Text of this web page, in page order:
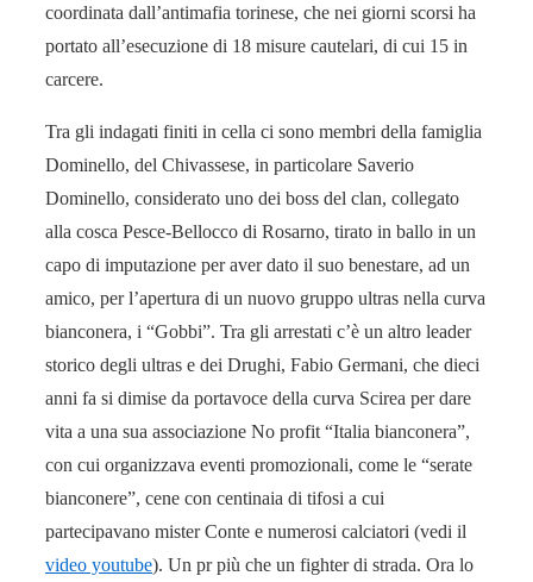
coordinata dall’antimafia torinese, che nei giorni scorsi ha
portato all’esecuzione di 18 misure cautelari, di cui 15 in
carcere.
Tra gli indagati finiti in cella ci sono membri della famiglia
Dominello, del Chivassese, in particolare Saverio
Dominello, considerato uno dei boss del clan, collegato
alla cosca Pesce-Bellocco di Rosarno, tirato in ballo in un
capo di imputazione per aver dato il suo benestare, ad un
amico, per l’apertura di un nuovo gruppo ultras nella curva
bianconera, i “Gobbi”. Tra gli arrestati c’è un altro leader
storico degli ultras e dei Drughi, Fabio Germani, che dieci
anni fa si dimise da portavoce della curva Scirea per dare
vita a una sua associazione No profit “Italia bianconera”,
con cui organizzava eventi promozionali, come le “serate
bianconere”, cene con centinaia di tifosi a cui
partecipavano mister Conte e numerosi calciatori (vedi il
video youtube). Un pr più che un fighter di strada. Ora lo